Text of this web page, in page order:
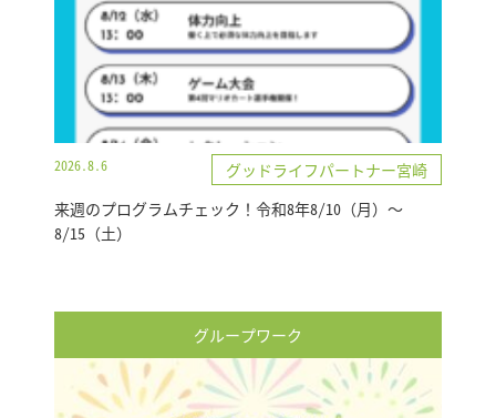
2026.8.6
グッドライフパートナー宮崎
来週のプログラムチェック！令和8年8/10（月）～
8/15（土）
グループワーク